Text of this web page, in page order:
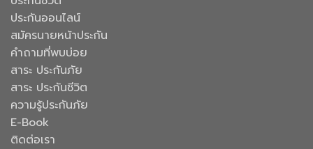
ประกันออนไลน์
สมัครนายหน้าประกัน
คำถามที่พบบ่อย
สาระ ประกันภัย
สาระ ประกันชีวิต
ความรู้ประกันภัย
E-Book
ติดต่อเรา